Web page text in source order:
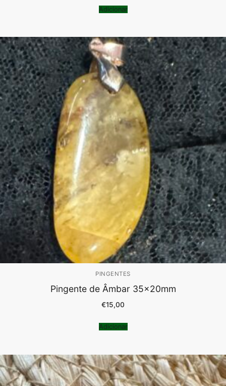
Adicionar
PINGENTES
Pingente de Âmbar 35x20mm
€15,00
Adicionar